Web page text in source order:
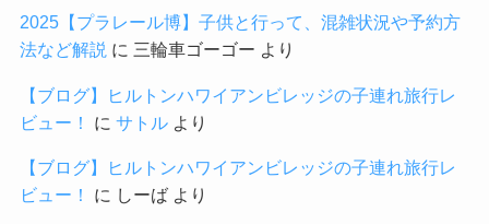
2025【プラレール博】子供と行って、混雑状況や予約方
法など解説 に 三輪車ゴーゴー より
【ブログ】ヒルトンハワイアンビレッジの子連れ旅行レ
ビュー！
に サトルより
【ブログ】ヒルトンハワイアンビレッジの子連れ旅行レ
ビュー！
に しーばより